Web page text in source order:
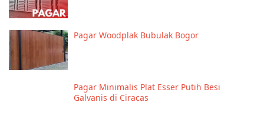
Pagar Woodplak Bubulak Bogor
Pagar Minimalis Plat Esser Putih Besi
Galvanis di Ciracas